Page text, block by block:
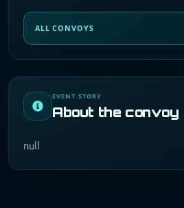
EVENT STORY
About the convoy
null
ALL CONVOYS